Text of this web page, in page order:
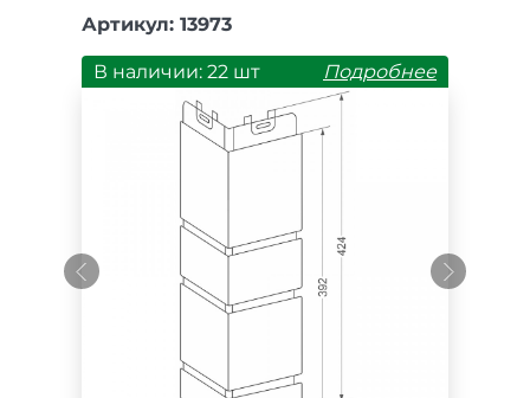
Артикул: 13973
В наличии: 22 шт Подробнее